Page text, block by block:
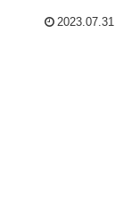
2023.07.31